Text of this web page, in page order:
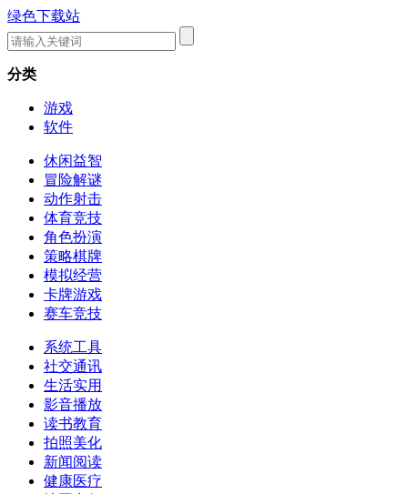
绿色下载站
分类
游戏
软件
休闲益智
冒险解谜
动作射击
体育竞技
角色扮演
策略棋牌
模拟经营
卡牌游戏
赛车竞技
系统工具
社交通讯
生活实用
影音播放
读书教育
拍照美化
新闻阅读
健康医疗